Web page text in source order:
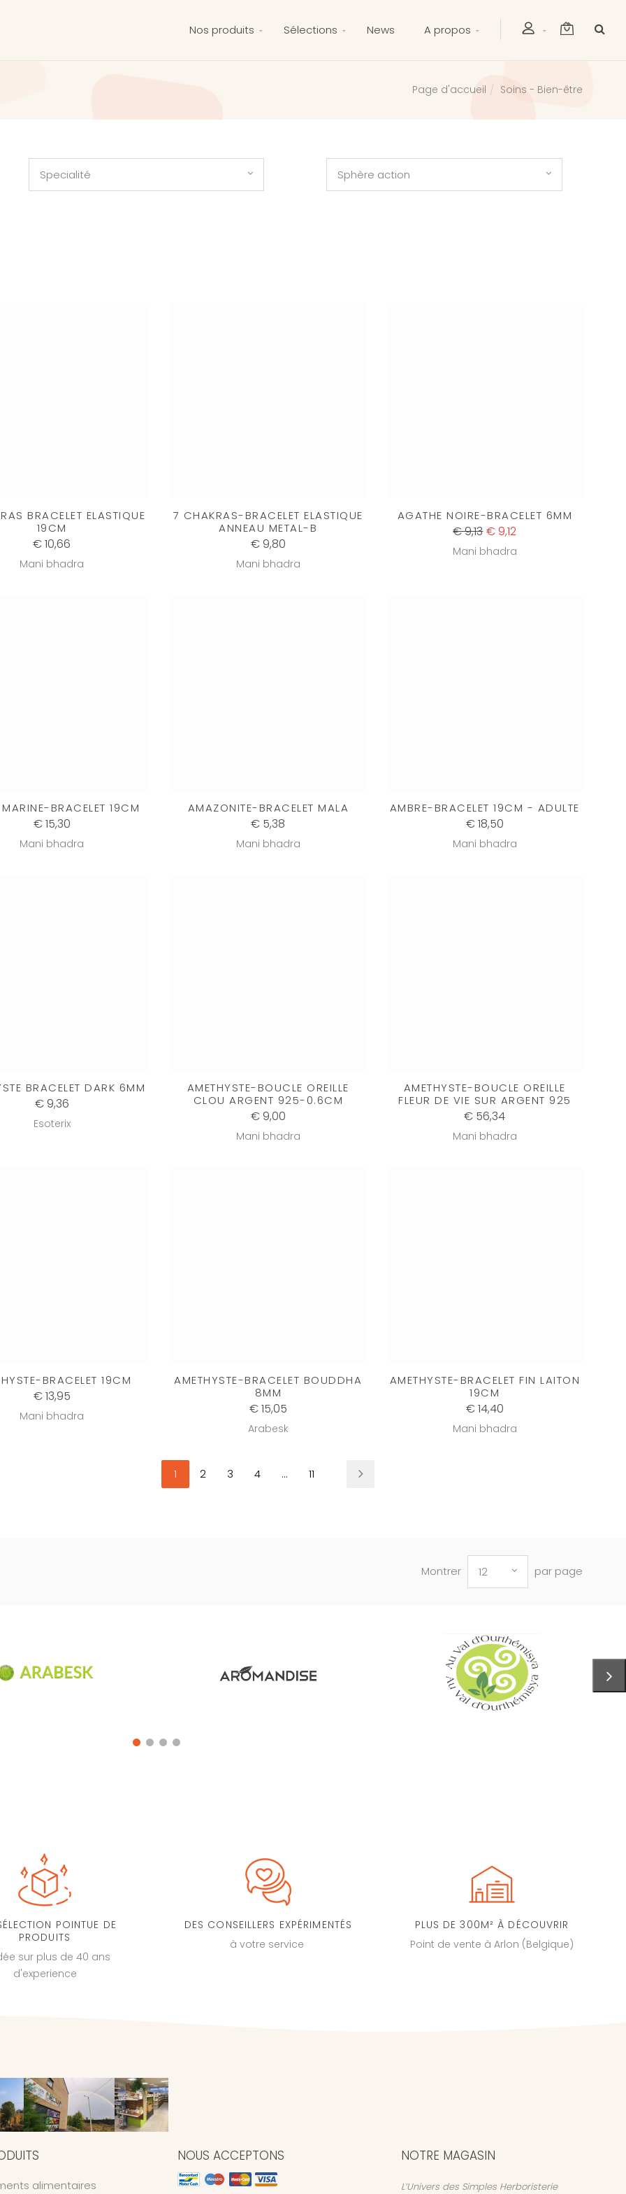
Nos produits Sélections News A propos
Page d'accueil Soins - Bien-être
Specialité Sphère action
BRACELET ELASTIQUE
19CM
€ 10,66
Mani bhadra
7 CHAKRAS-BRACELET ELASTIQUE
ANNEAU METAL-B
€ 9,80
Mani bhadra
AGATHE NOIRE-BRACELET 6MM
€ 9,13 € 9,12
Mani bhadra
BRACELET 19CM
€ 15,30
Mani bhadra
AMAZONITE-BRACELET MALA
€ 5,38
Mani bhadra
AMBRE-BRACELET 19CM - ADULTE
€ 18,50
Mani bhadra
BRACELET DARK 6MM
€ 9,36
Esoterix
AMETHYSTE-BOUCLE OREILLE
CLOU ARGENT 925-0.6CM
€ 9,00
Mani bhadra
AMETHYSTE-BOUCLE OREILLE
FLEUR DE VIE SUR ARGENT 925
€ 56,34
Mani bhadra
BRACELET 19CM
€ 13,95
Mani bhadra
AMETHYSTE-BRACELET BOUDDHA
8MM
€ 15,05
Arabesk
AMETHYSTE-BRACELET FIN LAITON
19CM
€ 14,40
Mani bhadra
1 2 3 4 ... 11
Montrer 12 par page
POINTUE DE
PRODUITS
sur plus de 40 ans
d'experience
DES CONSEILLERS EXPÉRIMENTÉS
à votre service
PLUS DE 300M² À DÉCOUVRIR
Point de vente à Arlon (Belgique)
alimentaires
NOUS ACCEPTONS NOTRE MAGASIN
L’Univers des Simples Herboristerie